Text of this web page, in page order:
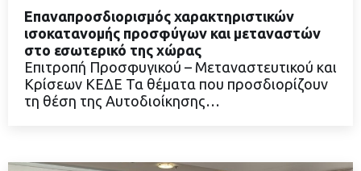
ΔΙΑΒΑΣΤΕ ΠΕΡΙΣΣΟΤΕΡΑ
Επαναπροσδιορισμός χαρακτηριστικών
ισοκατανομής προσφύγων και μεταναστών
στο εσωτερικό της χώρας
Επιτροπή Προσφυγικού – Μεταναστευτικού και
Κρίσεων ΚΕΔΕ Τα θέματα που προσδιορίζουν
τη θέση της Αυτοδιοίκησης…